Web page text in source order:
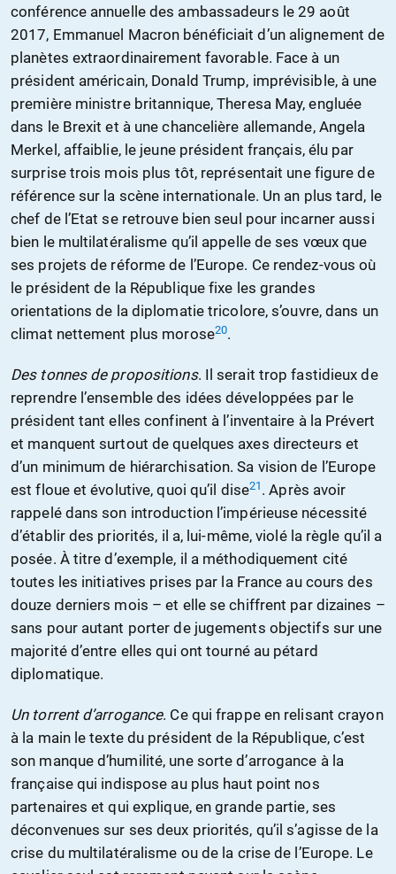
conférence annuelle des ambassadeurs le 29 août
2017, Emmanuel Macron bénéficiait d’un alignement de
planètes extraordinairement favorable. Face à un
président américain, Donald Trump, imprévisible, à une
première ministre britannique, Theresa May, engluée
dans le Brexit et à une chancelière allemande, Angela
Merkel, affaiblie, le jeune président français, élu par
surprise trois mois plus tôt, représentait une figure de
référence sur la scène internationale. Un an plus tard, le
chef de l’Etat se retrouve bien seul pour incarner aussi
bien le multilatéralisme qu’il appelle de ses vœux que
ses projets de réforme de l’Europe. Ce rendez-vous où
le président de la République fixe les grandes
orientations de la diplomatie tricolore, s’ouvre, dans un
climat nettement plus morose20.
Des tonnes de propositions. Il serait trop fastidieux de
reprendre l’ensemble des idées développées par le
président tant elles confinent à l’inventaire à la Prévert
et manquent surtout de quelques axes directeurs et
d’un minimum de hiérarchisation. Sa vision de l’Europe
est floue et évolutive, quoi qu’il dise21 . Après avoir
rappelé dans son introduction l’impérieuse nécessité
d’établir des priorités, il a, lui-même, violé la règle qu’il a
posée. À titre d’exemple, il a méthodiquement cité
toutes les initiatives prises par la France au cours des
douze derniers mois – et elle se chiffrent par dizaines –
sans pour autant porter de jugements objectifs sur une
majorité d’entre elles qui ont tourné au pétard
diplomatique.
Un torrent d’arrogance. Ce qui frappe en relisant crayon
à la main le texte du président de la République, c’est
son manque d’humilité, une sorte d’arrogance à la
française qui indispose au plus haut point nos
partenaires et qui explique, en grande partie, ses
déconvenues sur ses deux priorités, qu’il s’agisse de la
crise du multilatéralisme ou de la crise de l’Europe. Le